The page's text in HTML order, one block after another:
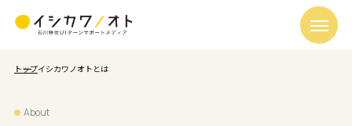
トップイシカワノオトとは
About